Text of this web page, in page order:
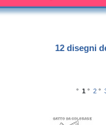
12 disegni
° 1 ° 2 °